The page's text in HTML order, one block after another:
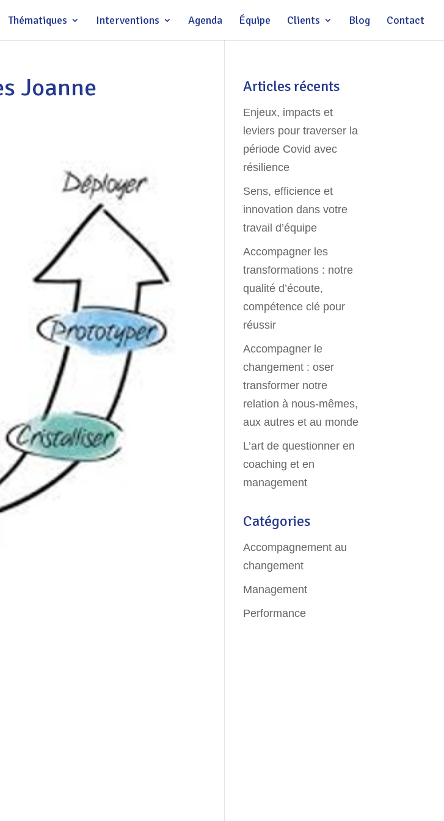
Thématiques Interventions Agenda Équipe Clients Blog Contact
Joanne
Articles récents
Enjeux, impacts et
leviers pour traverser la
période Covid avec
résilience
Sens, efficience et
innovation dans votre
travail d’équipe
Accompagner les
transformations : notre
qualité d’écoute,
compétence clé pour
réussir
Accompagner le
changement : oser
transformer notre
relation à nous-mêmes,
aux autres et au monde
L’art de questionner en
coaching et en
management
Catégories
Accompagnement au
changement
Management
Performance